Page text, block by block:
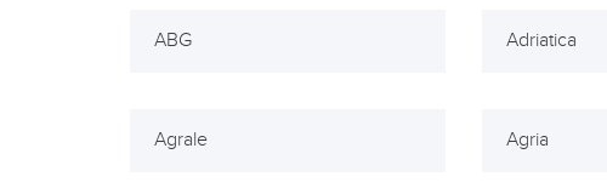
ABG Adriatica
Agrale Agria